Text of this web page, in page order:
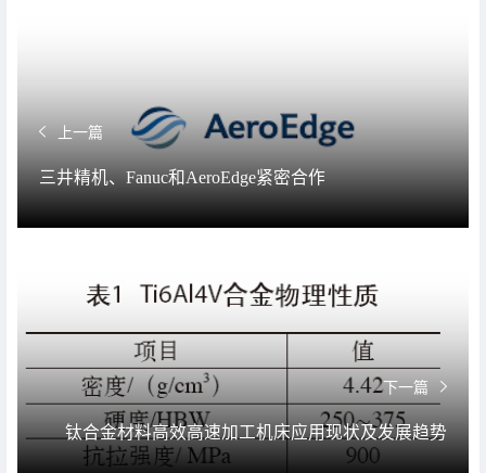
上一篇
三井精机、Fanuc和AeroEdge紧密合作
下一篇
钛合金材料高效高速加工机床应用现状及发展趋势